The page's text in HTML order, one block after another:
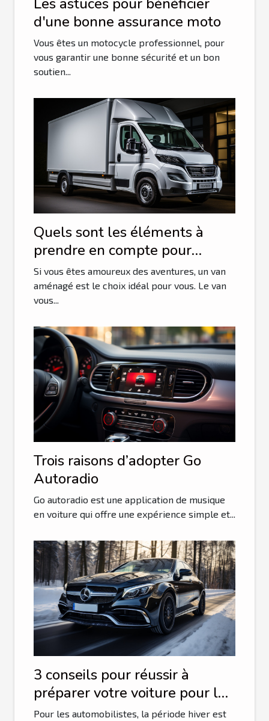
d'une bonne assurance moto
Vous êtes un motocycle professionnel, pour
vous garantir une bonne sécurité et un bon
soutien...
Quels sont les éléments à
prendre en compte pour
choisir son van ?
Si vous êtes amoureux des aventures, un van
aménagé est le choix idéal pour vous. Le van
vous...
Trois raisons d’adopter Go
Autoradio
Go autoradio est une application de musique
en voiture qui offre une expérience simple et...
3 conseils pour réussir à
préparer votre voiture pour la
saison hivernale
Pour les automobilistes, la période hiver est